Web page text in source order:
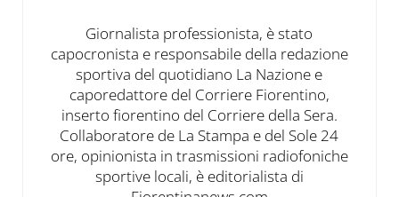
Giornalista professionista, è stato
capocronista e responsabile della redazione
sportiva del quotidiano La Nazione e
caporedattore del Corriere Fiorentino,
inserto fiorentino del Corriere della Sera.
Collaboratore de La Stampa e del Sole 24
ore, opinionista in trasmissioni radiofoniche
sportive locali, è editorialista di